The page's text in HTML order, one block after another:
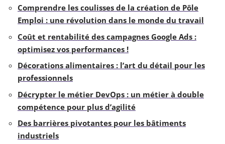
Comprendre les coulisses de la création de Pôle
Emploi : une révolution dans le monde du travail
Coût et rentabilité des campagnes Google Ads :
optimisez vos performances !
Décorations alimentaires : l’art du détail pour les
professionnels
Décrypter le métier DevOps : un métier à double
compétence pour plus d’agilité
Des barrières pivotantes pour les bâtiments
industriels